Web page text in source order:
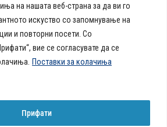
на нашата веб-страна за да ви го
искуство со запомнување на
и повторни посети. Со
вие се согласувате да се
Поставки за колачиња
Прифати
Daily Dose Of Health -
портал кој ќе ви ги одговори
сите прашања за вашето